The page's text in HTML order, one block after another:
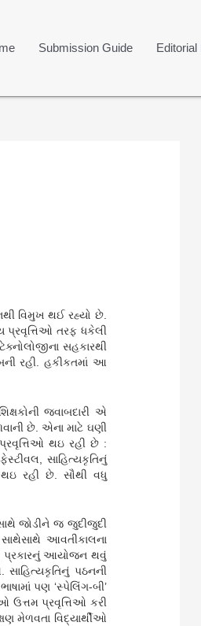
Submission Guide Editorial
વિમુખ થઈ રહ્યો છે.
તરફ ધકેલી
સહકારથી
બની રહી. હકીકતમાં આ
જવાબદારી એ
છે. એના માટે ઘણી
થઇ રહી છે :
સાહિત્યકૃતિનું
થઇ રહી છે. સૌથી વધુ
જોડીને જ જુદીજુદી
સાથેસાથે આવતીકાલના
પ્રકારનું આયોજન થવું
સાહિત્યકૃતિનું પઠનની
પણ ‘સ્પેલિંગ-બી’
ઉત્તમ પ્રવૃત્તિઓ કરી
મેળવતા વિદ્યાર્થીઓ